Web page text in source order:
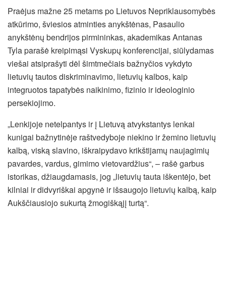
Praėjus mažne 25 metams po Lietuvos Nepriklausomybės
atkūrimo, šviesios atminties anykštėnas, Pasaulio
anykštėnų bendrijos pirmininkas, akademikas Antanas
Tyla parašė kreipimąsi Vyskupų konferencijai, siūlydamas
viešai atsiprašyti dėl šimtmečiais bažnyčios vykdyto
lietuvių tautos diskriminavimo, lietuvių kalbos, kaip
integruotos tapatybės naikinimo, fizinio ir ideologinio
persekiojimo.
„Lenkijoje netelpantys ir į Lietuvą atvykstantys lenkai
kunigai bažnytinėje raštvedyboje niekino ir žemino lietuvių
kalbą, viską slavino, iškraipydavo krikštijamų naujagimių
pavardes, vardus, gimimo vietovardžius“, – rašė garbus
istorikas, džiaugdamasis, jog „lietuvių tauta iškentėjo, bet
kilniai ir didvyriškai apgynė ir išsaugojo lietuvių kalbą, kaip
Aukščiausiojo sukurtą žmogiškąjį turtą“.